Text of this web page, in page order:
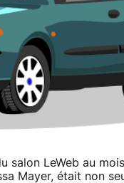
salon LeWeb au
Mayer, était non